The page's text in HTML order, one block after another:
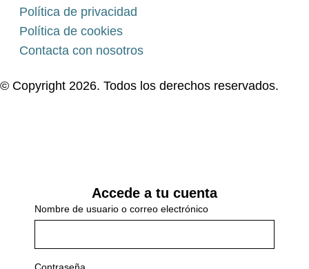
Política de privacidad
Política de cookies
Contacta con nosotros
© Copyright 2026. Todos los derechos reservados.
Accede a tu cuenta
Nombre de usuario o correo electrónico